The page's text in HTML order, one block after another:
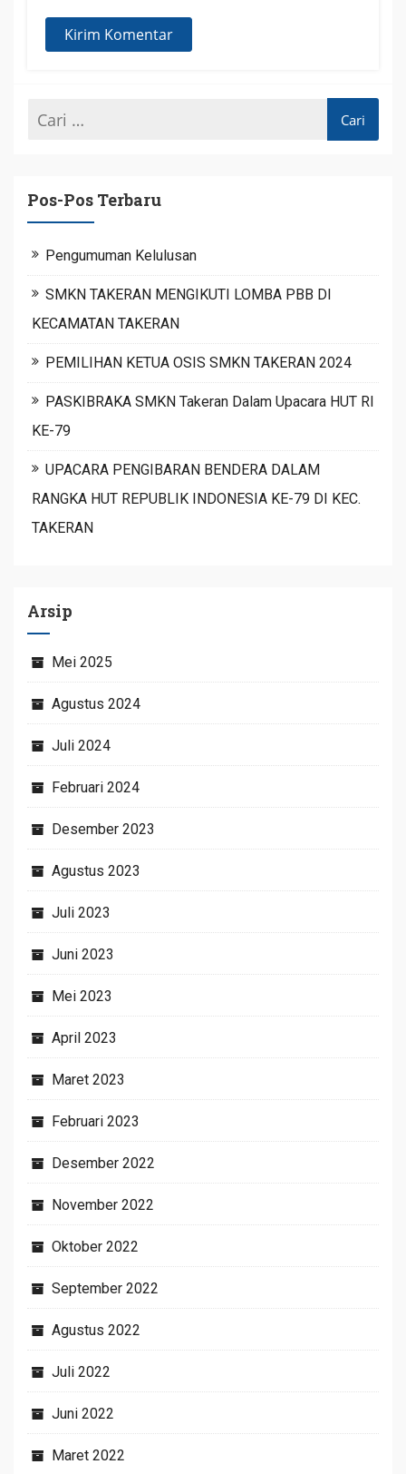
Pos-Pos Terbaru
Pengumuman Kelulusan
SMKN TAKERAN MENGIKUTI LOMBA PBB DI
KECAMATAN TAKERAN
PEMILIHAN KETUA OSIS SMKN TAKERAN 2024
PASKIBRAKA SMKN Takeran Dalam Upacara HUT RI
KE-79
UPACARA PENGIBARAN BENDERA DALAM
RANGKA HUT REPUBLIK INDONESIA KE-79 DI KEC.
TAKERAN
Arsip
Mei 2025
Agustus 2024
Juli 2024
Februari 2024
Desember 2023
Agustus 2023
Juli 2023
Juni 2023
Mei 2023
April 2023
Maret 2023
Februari 2023
Desember 2022
November 2022
Oktober 2022
September 2022
Agustus 2022
Juli 2022
Juni 2022
Maret 2022